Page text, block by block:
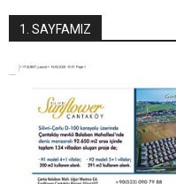
1. SAYFAMIZ